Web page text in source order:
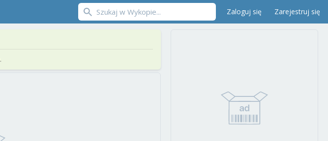
Zaloguj się Zarejestruj się
.